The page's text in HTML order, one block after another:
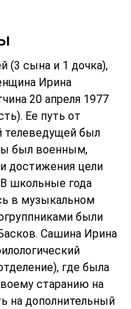
(3 сына и 1 дочка),
Ирина
20 апреля 1977
Ее путь от
телеведущей был
был военным,
достижения цели
школьные года
в музыкальном
были
Сашина Ирина
где была
старанию на
на дополнительный